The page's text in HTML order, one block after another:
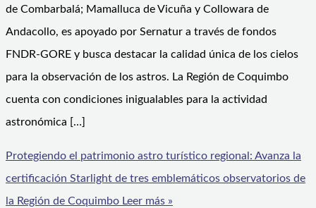
de Combarbalá; Mamalluca de Vicuña y Collowara de
Andacollo, es apoyado por Sernatur a través de fondos
FNDR-GORE y busca destacar la calidad única de los cielos
para la observación de los astros. La Región de Coquimbo
cuenta con condiciones inigualables para la actividad
astronómica […]
Protegiendo el patrimonio astro turístico regional: Avanza la
certificación Starlight de tres emblemáticos observatorios de
la Región de Coquimbo Leer más »